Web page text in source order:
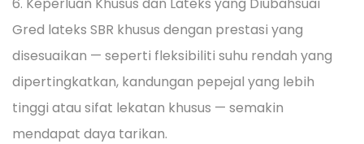
Gred lateks SBR khusus dengan prestasi yang
disesuaikan — seperti fleksibiliti suhu rendah yang
dipertingkatkan, kandungan pepejal yang lebih
tinggi atau sifat lekatan khusus — semakin
mendapat daya tarikan.